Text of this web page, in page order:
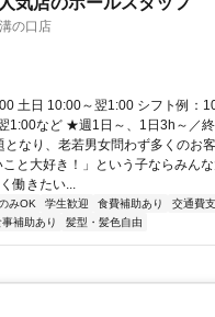
の口店
土日 10:00～翌1:00 シフト例：
1:00など ★週1日～、1日3h～／
なり、老若男女問わず多くのお
と大好き！」という子ならみん
働きたい...
みOK 学生歓迎 食費補助あり
交通費
事補助あり 髪型・髪色自由